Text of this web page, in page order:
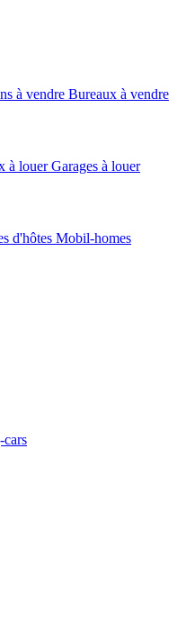
à vendre Bureaux à vendre
à louer Garages à louer
d'hôtes Mobil-homes
cars